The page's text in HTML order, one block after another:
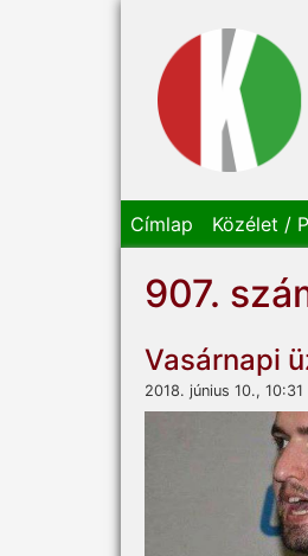
Címlap Közélet /
907.
Vasárnapi
2018. június 10.,